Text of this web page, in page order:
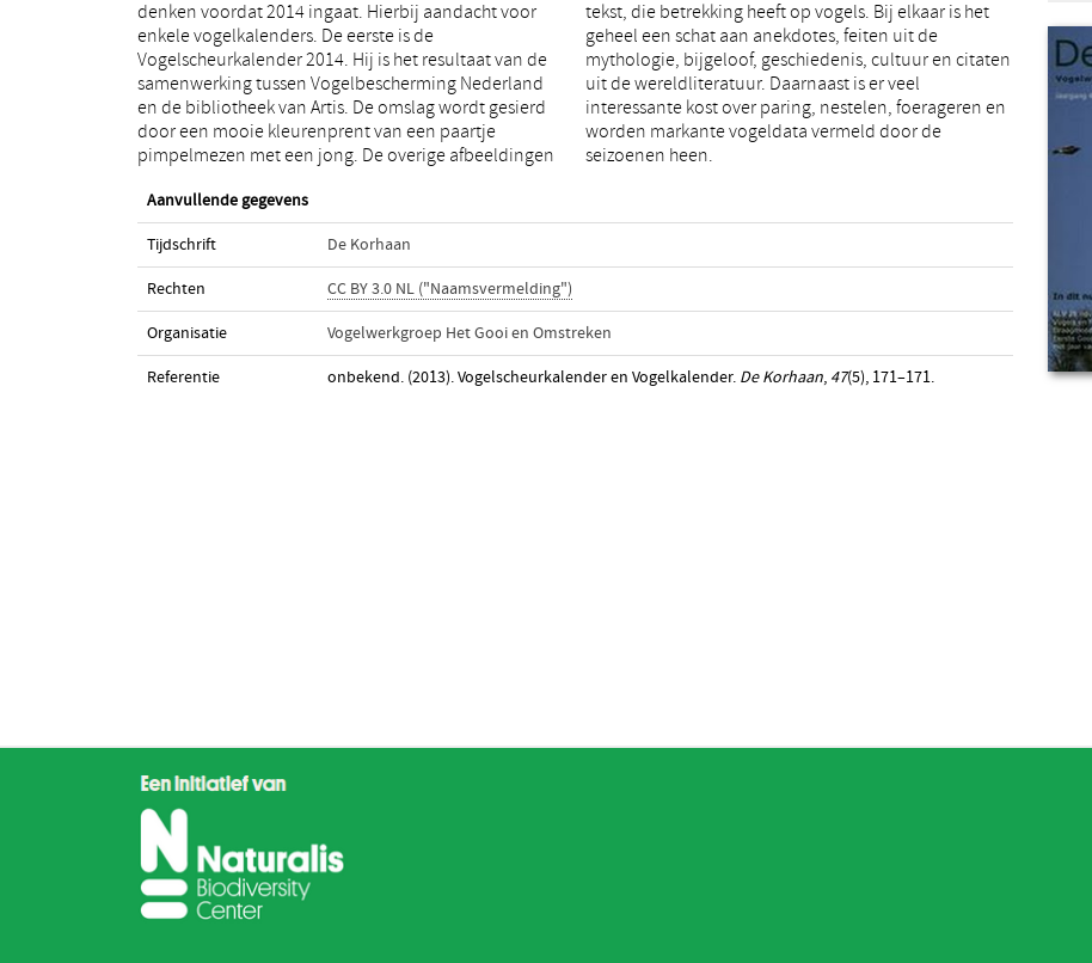
denken voordat 2014 ingaat. Hierbij aandacht voor
enkele vogelkalenders. De eerste is de
Vogelscheurkalender 2014. Hij is het resultaat van de
samenwerking tussen Vogelbescherming Nederland
en de bibliotheek van Artis. De omslag wordt gesierd
door een mooie kleurenprent van een paartje
pimpelmezen met een jong. De overige afbeeldingen
tekst, die betrekking heeft op vogels. Bij elkaar is het
geheel een schat aan anekdotes, feiten uit de
mythologie, bijgeloof, geschiedenis, cultuur en citaten
uit de wereldliteratuur. Daarnaast is er veel
interessante kost over paring, nestelen, foerageren en
worden markante vogeldata vermeld door de
seizoenen heen.
Aanvullende gegevens
Tijdschrift De Korhaan
Rechten CC BY 3.0 NL ("Naamsvermelding")
Organisatie Vogelwerkgroep Het Gooi en Omstreken
Referentie onbekend. (2013). Vogelscheurkalender en Vogelkalender. De Korhaan, 47(5), 171–171.